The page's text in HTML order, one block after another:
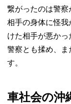
繋がったのは警察
相手の身体に怪
けた相手が悪かっ
警察とも揉め、
す。
車社会の沖